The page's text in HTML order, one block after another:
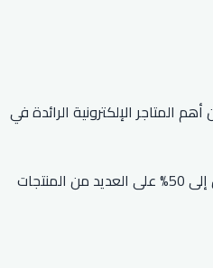
المتاجر الإلكترونية الرائدة في
يعد متجر اكسترا من أفضل المتاجر في توفير العروض والخصومات على المنتجات الإلكترونية الفاخرة والمنتجات المنزلية وغيرها من الأدوات الضرورية، حيث يقدم خصومات تصل إلى 50% على العديد من المنتجات